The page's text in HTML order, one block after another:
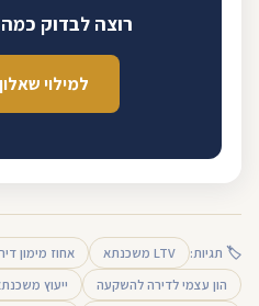
רוצה לבדוק
למילוי שאלון · 5
🏷 תגיות: LTV משכנתא
אחוז מימון
הון עצמי לדירה להשקעה
ייעוץ